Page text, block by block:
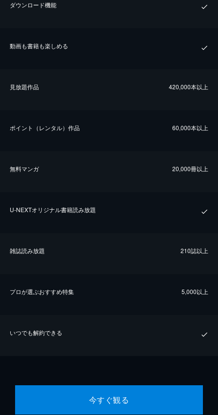
ダウンロード機能
動画も書籍も楽しめる
⾒放題作品 420,000本以上
ポイント（レンタル）作品 60,000本以上
無料マンガ 20,000冊以上
U-NEXTオリジナル書籍読み放題
雑誌読み放題 210誌以上
プロが選ぶおすすめ特集 5,000以上
いつでも解約できる
今すぐ観る